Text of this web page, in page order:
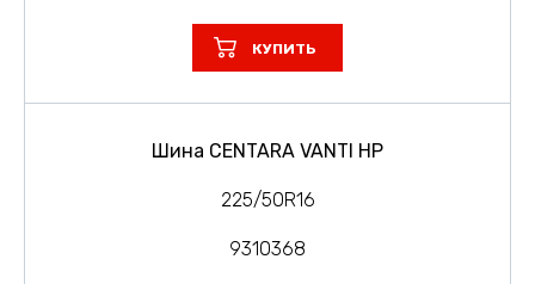
КУПИТЬ
Шина CENTARA VANTI HP
225/50R16
9310368